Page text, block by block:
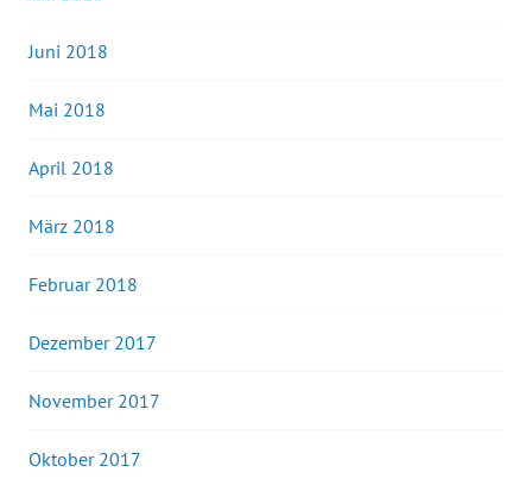
Juni 2018
Mai 2018
April 2018
März 2018
Februar 2018
Dezember 2017
November 2017
Oktober 2017